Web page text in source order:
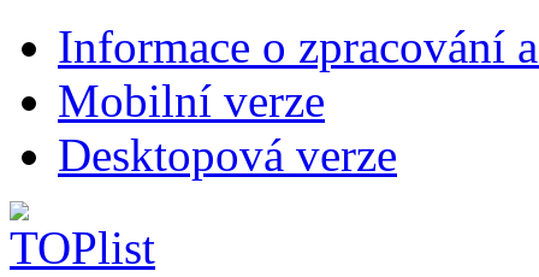
Informace o zpracování
Mobilní verze
Desktopová verze